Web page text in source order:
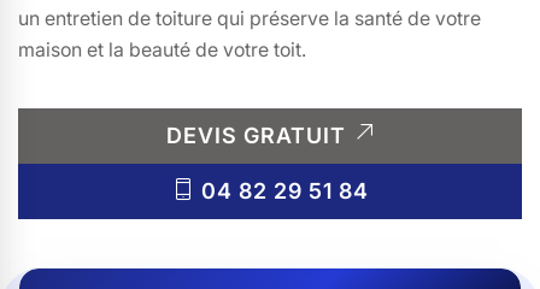
un entretien de toiture qui préserve la santé de votre
maison et la beauté de votre toit.
DEVIS GRATUIT
04 82 29 51 84